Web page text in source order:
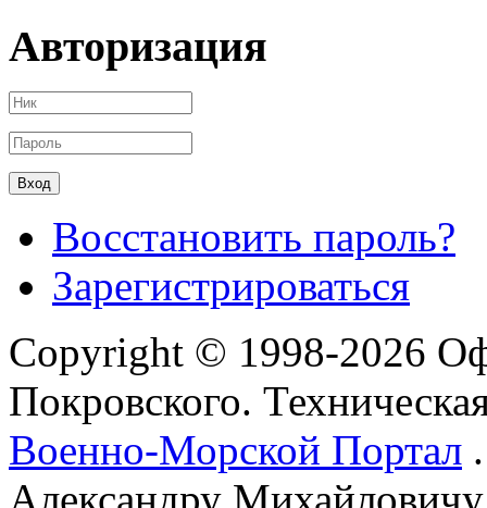
Авторизация
Восстановить пароль?
Зарегистрироваться
Copyright © 1998-2026
Покровского.
Военно-Морской Портал